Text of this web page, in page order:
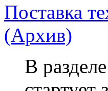
Поставка
(Архив)
В